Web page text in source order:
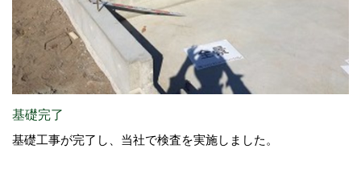
基礎完了
基礎工事が完了し、当社で検査を実施しました。